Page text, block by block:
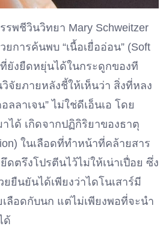
รพชีวินวิทยา Mary Schweitzer
การค้นพบ “เนื้อเยื่ออ่อน” (Soft
ยังยืดหยุ่นได้ในกระดูกของที
วิจัยภายหลังชี้ให้เห็นว่า สิ่งที่หลง
ลลาเจน” ไม่ใช่ดีเอ็นเอ โดย
าได้ เกิดจากปฏิกิริยาของธาตุ
ในเลือดที่ทำหน้าที่คล้ายสาร
ตรึงโปรตีนไว้ไม่ให้เน่าเปื่อย ซึ่ง
ยืนยันได้เพียงว่าไดโนเสาร์มี
ลือดกับนก แต่ไม่เพียงพอที่จะนำ
ด้